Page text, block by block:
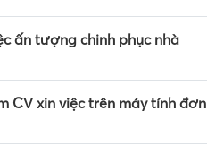
ấn tượng chinh phục nhà
CV xin việc trên máy tính đơn